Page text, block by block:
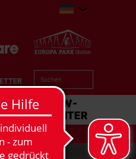
MATCHCENTER